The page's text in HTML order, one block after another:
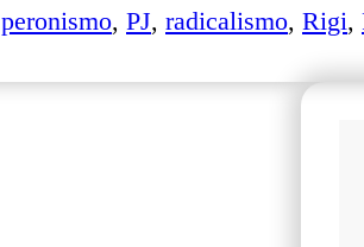
peronismo, PJ, radicalismo, Rigi,